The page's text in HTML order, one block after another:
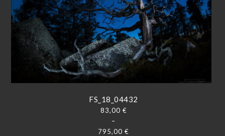
FS_18_04432
83,00 €
–
795,00 €